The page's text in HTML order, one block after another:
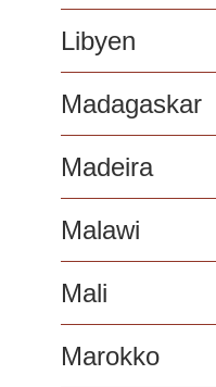
Libyen
Madagaskar
Madeira
Malawi
Mali
Marokko